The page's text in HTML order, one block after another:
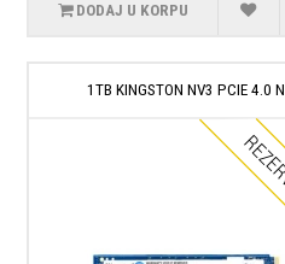
DODAJ U KORPU
1TB KINGSTON NV3 PCIE 4.0 N